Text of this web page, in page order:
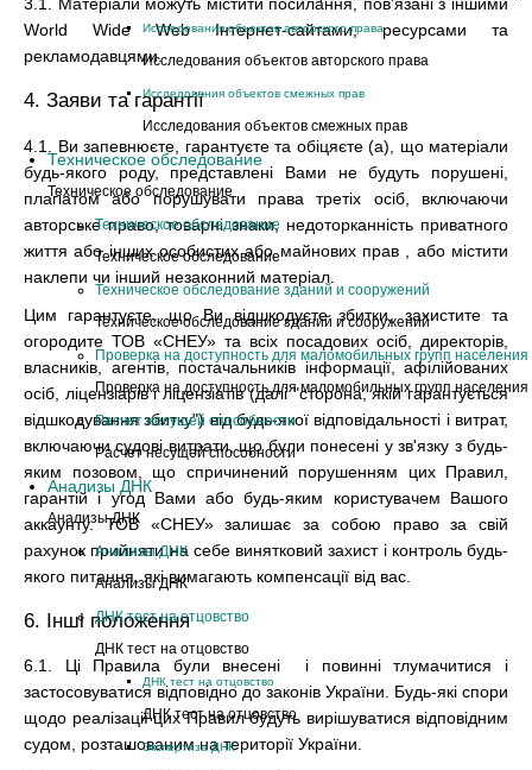
Исследования объектов авторского права
Исследования объектов авторского права
Исследования объектов смежных прав
Исследования объектов смежных прав
Техническое обследование
Техническое обследование
Техническое обследование
Техническое обследование
Техническое обследование зданий и сооружений
Техническое обследование зданий и сооружений
Проверка на доступность для маломобильных групп населения
Проверка на доступность для маломобильных групп населения
Расчет несущей способности
Расчет несущей способности
Анализы ДНК
Анализы ДНК
Анализы ДНК
Анализы ДНК
ДНК тест на отцовство
ДНК тест на отцовство
ДНК тест на отцовство
ДНК тест на отцовство
Экспертиза ДНК
World Wide Web Інтернет-сайтами, ресурсами та
рекламодавцями.
4. Заяви та гарантії
4.1. Ви запевнюєте, гарантуєте та обіцяєте (а), що матеріали
будь-якого роду, представлені Вами не будуть порушені,
плагіатом або порушувати права третіх осіб, включаючи
авторське право, товарні знаки, недоторканність приватного
життя або інших особистих або майнових прав , або містити
наклепи чи інший незаконний матеріал.
Цим гарантуєте, що Ви відшкодуєте збитки, захистите та
огородите ТОВ «СНЕУ» та всіх посадових осіб, директорів,
власників, агентів, постачальників інформації, афілійованих
осіб, ліцензіарів і ліцензіатів (далі "сторона, якій гарантується
відшкодування збитку") від будь-якої відповідальності і витрат,
включаючи судові витрати, що були понесені у зв'язку з будь-
яким позовом, що спричинений порушенням цих Правил,
гарантій і угод Вами або будь-яким користувачем Вашого
аккаунту. ТОВ «СНЕУ» залишає за собою право за свій
рахунок прийняти на себе винятковий захист і контроль будь-
якого питання, які вимагають компенсації від вас.
6. Інші положення
6.1. Ці Правила були внесені і повинні тлумачитися і
застосовуватися відповідно до законів України. Будь-які спори
щодо реалізації цих Правил будуть вирішуватися відповідним
судом, розташованим на території України.